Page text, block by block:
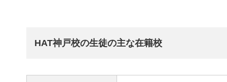
HAT神戸校の生徒の主な在籍校